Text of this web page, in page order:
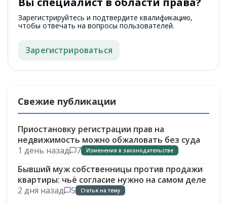
Зарегистрируйтесь и подтвердите квалификацию,
чтобы отвечать на вопросы пользователей.
Зарегистрироваться
Свежие публикации
Приостановку регистрации прав на
недвижимость можно обжаловать без суда
1 день назад
7 Изменения в законодательстве
Бывший муж собственницы против продажи
квартиры: чьё согласие нужно на самом деле
2 дня назад
5 Статья на тему